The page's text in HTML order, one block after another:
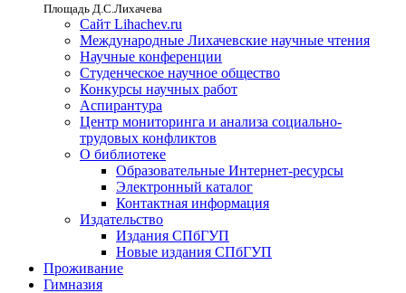
Площадь Д.С.Лихачева
Сайт Lihachev.ru
Международные Лихачевские научные чтения
Научные конференции
Студенческое научное общество
Конкурсы научных работ
Аспирантура
Центр мониторинга и анализа социально-
трудовых конфликтов
О библиотеке
Образовательные Интернет-ресурсы
Электронный каталог
Контактная информация
Издательство
Издания СПбГУП
Новые издания СПбГУП
Проживание
Гимназия